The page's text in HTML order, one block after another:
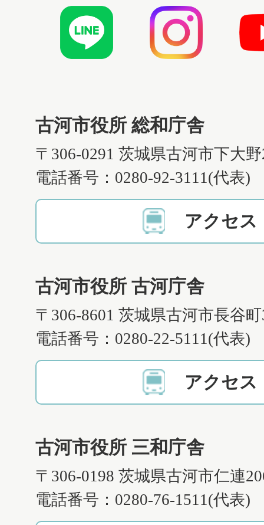
古河市役所 総和庁舎
〒306-0291 茨城県古河市下大
電話番号：0280-92-3111(代表)
アクセス
古河市役所 古河庁舎
〒306-8601 茨城県古河市長谷
電話番号：0280-22-5111(代表)
アクセス
古河市役所 三和庁舎
〒306-0198 茨城県古河市仁連
電話番号：0280-76-1511(代表)